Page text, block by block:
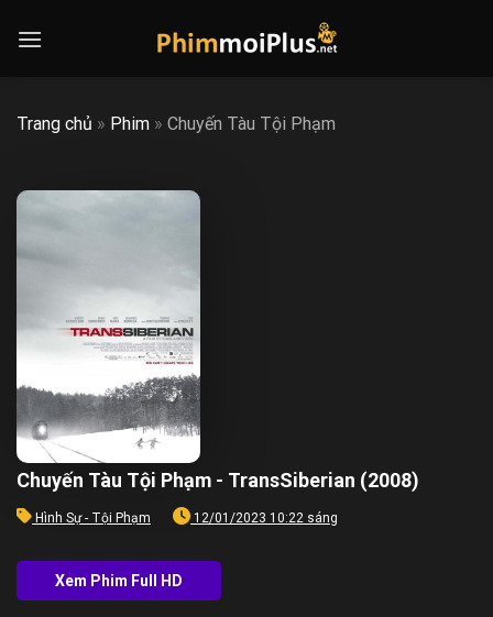
Trang chủ » Phim » Chuyến Tàu Tội Phạm
Chuyến Tàu Tội Phạm - TransSiberian (2008)
Hình Sự - Tội Phạm 12/01/2023 10:22 sáng